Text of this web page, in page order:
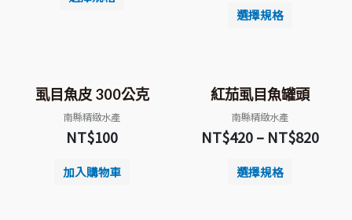
選擇規格
虱目魚皮 300公克
南縣精緻水產
NT$100
加入購物車
紅茄虱目魚罐頭
南縣精緻水產
NT$420– NT$820
選擇規格